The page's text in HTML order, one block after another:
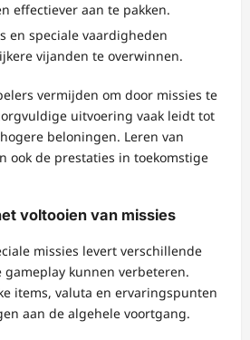
effectiever aan te pakken.
en speciale vaardigheden
vijanden te overwinnen.
vermijden om door missies te
uitvoering vaak leidt tot
beloningen. Leren van
ook de prestaties in toekomstige
voltooien van missies
missies levert verschillende
kunnen verbeteren.
items, valuta en ervaringspunten
aan de algehele voortgang.